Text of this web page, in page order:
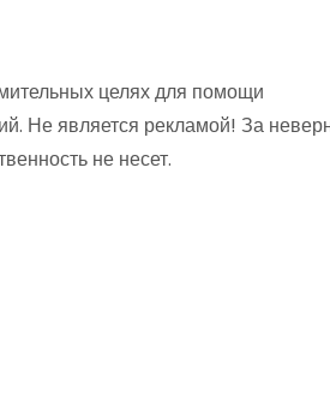
целях для помощи
Не является рекламой! За
не несет.